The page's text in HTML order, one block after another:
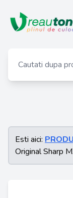
Esti aici:
Original Sharp